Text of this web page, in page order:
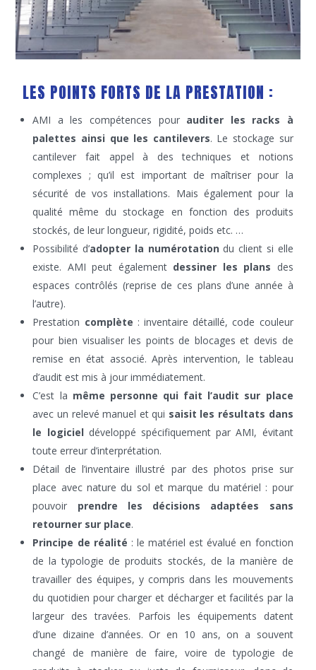
LES POINTS FORTS DE LA PRESTATION :
AMI a les compétences pour auditer les racks à
palettes ainsi que les cantilevers. Le stockage sur
cantilever fait appel à des techniques et notions
complexes ; qu’il est important de maîtriser pour la
sécurité de vos installations. Mais également pour la
qualité même du stockage en fonction des produits
stockés, de leur longueur, rigidité, poids etc. …
Possibilité d’adopter la numérotation du client si elle
existe. AMI peut également dessiner les plans des
espaces contrôlés (reprise de ces plans d’une année à
l’autre).
Prestation complète : inventaire détaillé, code couleur
pour bien visualiser les points de blocages et devis de
remise en état associé. Après intervention, le tableau
d’audit est mis à jour immédiatement.
C’est la même personne qui fait l’audit sur place
avec un relevé manuel et qui saisit les résultats dans
le logiciel développé spécifiquement par AMI, évitant
toute erreur d’interprétation.
Détail de l’inventaire illustré par des photos prise sur
place avec nature du sol et marque du matériel : pour
pouvoir prendre les décisions adaptées sans
retourner sur place.
Principe de réalité : le matériel est évalué en fonction
de la typologie de produits stockés, de la manière de
travailler des équipes, y compris dans les mouvements
du quotidien pour charger et décharger et facilités par la
largeur des travées. Parfois les équipements datent
d’une dizaine d’années. Or en 10 ans, on a souvent
changé de manière de faire, voire de typologie de